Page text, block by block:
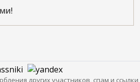
других участников, спам и ссылки